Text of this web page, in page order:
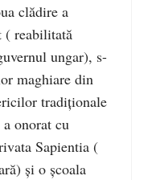
clădire a
( reabilitată
ungar), s-
maghiare din
tradiţionale
onorat cu
Sapientia (
și o şcoala